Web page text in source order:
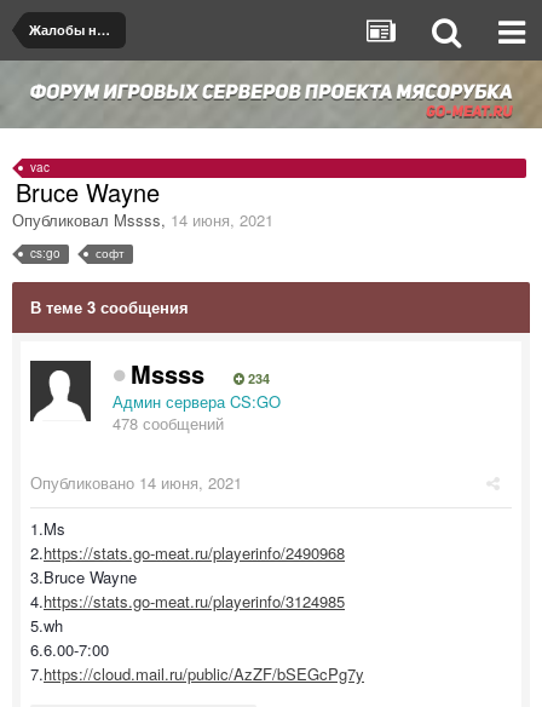
Жалобы на игроков/админов
vac
Bruce Wayne
Опубликовал Mssss, 14 июня, 2021
cs:go софт
В теме 3 сообщения
Mssss 234
Админ сервера CS:GO
478 сообщений
Опубликовано 14 июня, 2021
1.Ms
2.https://stats.go-meat.ru/playerinfo/2490968
3.Bruce Wayne
4.https://stats.go-meat.ru/playerinfo/3124985
5.wh
6.6.00-7:00
7.https://cloud.mail.ru/public/AzZF/bSEGcPg7y